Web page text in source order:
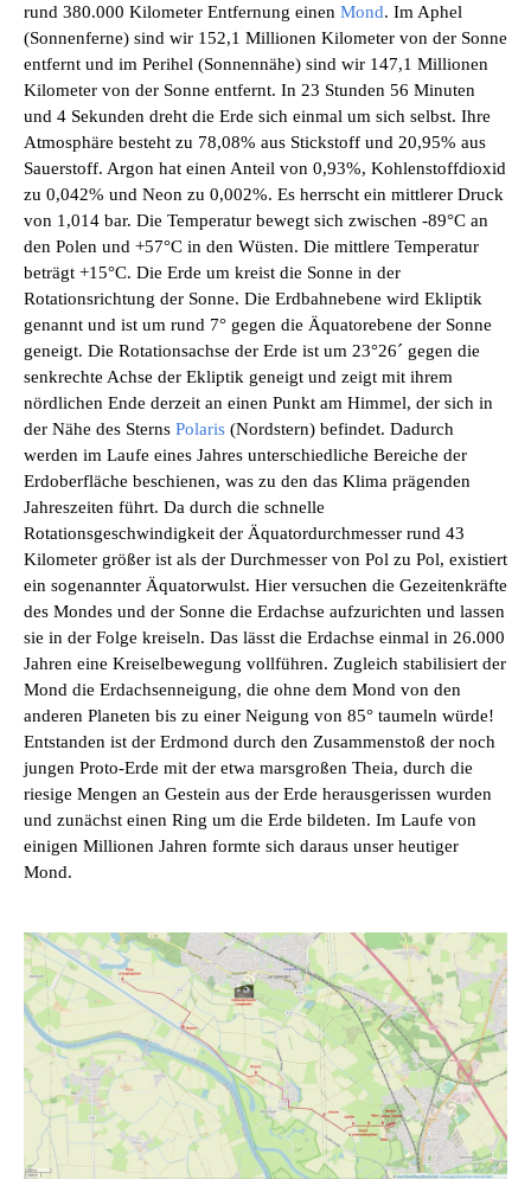
rund 380.000 Kilometer Entfernung einen Mond. Im Aphel
(Sonnenferne) sind wir 152,1 Millionen Kilometer von der Sonne
entfernt und im Perihel (Sonnennähe) sind wir 147,1 Millionen
Kilometer von der Sonne entfernt. In 23 Stunden 56 Minuten
und 4 Sekunden dreht die Erde sich einmal um sich selbst. Ihre
Atmosphäre besteht zu 78,08% aus Stickstoff und 20,95% aus
Sauerstoff. Argon hat einen Anteil von 0,93%, Kohlenstoffdioxid
zu 0,042% und Neon zu 0,002%. Es herrscht ein mittlerer Druck
von 1,014 bar. Die Temperatur bewegt sich zwischen -89°C an
den Polen und +57°C in den Wüsten. Die mittlere Temperatur
beträgt +15°C. Die Erde um kreist die Sonne in der
Rotationsrichtung der Sonne. Die Erdbahnebene wird Ekliptik
genannt und ist um rund 7° gegen die Äquatorebene der Sonne
geneigt. Die Rotationsachse der Erde ist um 23°26´ gegen die
senkrechte Achse der Ekliptik geneigt und zeigt mit ihrem
nördlichen Ende derzeit an einen Punkt am Himmel, der sich in
der Nähe des Sterns Polaris (Nordstern) befindet. Dadurch
werden im Laufe eines Jahres unterschiedliche Bereiche der
Erdoberfläche beschienen, was zu den das Klima prägenden
Jahreszeiten führt. Da durch die schnelle
Rotationsgeschwindigkeit der Äquatordurchmesser rund 43
Kilometer größer ist als der Durchmesser von Pol zu Pol, existiert
ein sogenannter Äquatorwulst. Hier versuchen die Gezeitenkräfte
des Mondes und der Sonne die Erdachse aufzurichten und lassen
sie in der Folge kreiseln. Das lässt die Erdachse einmal in 26.000
Jahren eine Kreiselbewegung vollführen. Zugleich stabilisiert der
Mond die Erdachsenneigung, die ohne dem Mond von den
anderen Planeten bis zu einer Neigung von 85° taumeln würde!
Entstanden ist der Erdmond durch den Zusammenstoß der noch
jungen Proto-Erde mit der etwa marsgroßen Theia, durch die
riesige Mengen an Gestein aus der Erde herausgerissen wurden
und zunächst einen Ring um die Erde bildeten. Im Laufe von
einigen Millionen Jahren formte sich daraus unser heutiger
Mond.